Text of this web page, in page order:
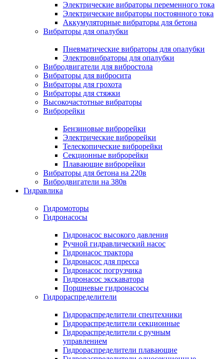
Электрические вибраторы переменного тока
Электрические вибраторы постоянного тока
Аккумуляторные вибраторы для бетона
Вибраторы для опалубки
Пневматические вибраторы для опалубки
Электровибраторы для опалубки
Вибродвигатели для вибростола
Вибраторы для вибросита
Вибраторы для грохота
Вибраторы для стяжки
Высокочастотные вибраторы
Виброрейки
Бензиновые виброрейки
Электрические виброрейки
Телескопические виброрейки
Секционные виброрейки
Плавающие виброрейки
Вибраторы для бетона на 220в
Вибродвигатели на 380в
Гидравлика
Гидромоторы
Гидронасосы
Гидронасос высокого давления
Ручной гидравлический насос
Гидронасос трактора
Гидронасос для пресса
Гидронасос погрузчика
Гидронасос экскаватора
Поршневые гидронасосы
Гидрораспределители
Гидрораспределители спецтехники
Гидрораспределители секционные
Гидрораспределители с ручным
управлением
Гидрораспределители плавающие